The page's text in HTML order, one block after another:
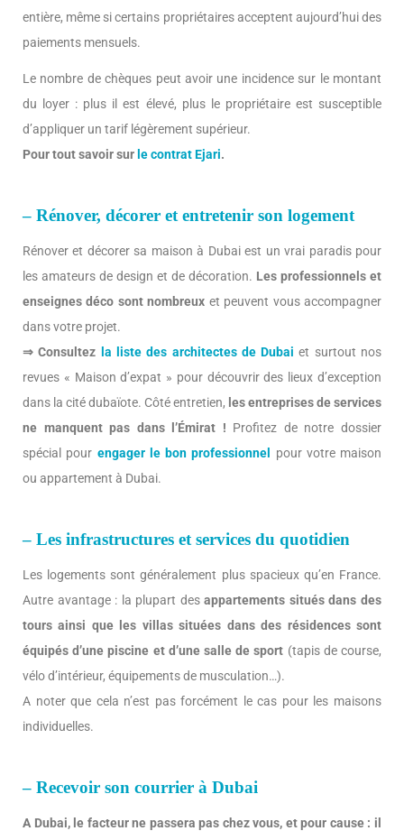
entière, même si certains propriétaires acceptent aujourd’hui des
paiements mensuels.
Le nombre de chèques peut avoir une incidence sur le montant
du loyer : plus il est élevé, plus le propriétaire est susceptible
d’appliquer un tarif légèrement supérieur.
Pour tout savoir sur le contrat Ejari.
– Rénover, décorer et entretenir son logement
Rénover et décorer sa maison à Dubai est un vrai paradis pour
les amateurs de design et de décoration. Les professionnels et
enseignes déco sont nombreux et peuvent vous accompagner
dans votre projet.
⇒ Consultez
la liste des architectes de Dubai et surtout nos
revues « Maison d’expat » pour découvrir des lieux d’exception
dans la cité dubaïote. Côté entretien, les entreprises de services
ne manquent pas dans l’Émirat ! Profitez de notre dossier
spécial pour engager le bon professionnel
pour votre maison
ou appartement à Dubai.
– Les infrastructures et services du quotidien
Les logements sont généralement plus spacieux qu’en France.
Autre avantage : la plupart desappartements situés dans des
tours ainsi que les villas situées dans des résidences sont
équipés d’une piscine et d’une salle de sport (tapis de course,
vélo d’intérieur, équipements de musculation…).
A noter que cela n’est pas forcément le cas pour les maisons
individuelles.
– Recevoir son courrier à Dubai
A Dubai, le facteur ne passera pas chez vous, et pour cause : il